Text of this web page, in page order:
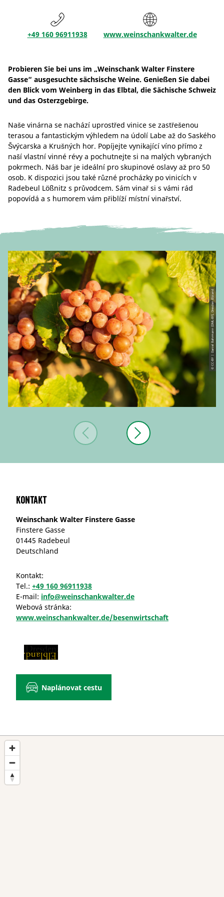
+49 160 96911938 www.weinschankwalter.de
Probieren Sie bei uns im „Weinschank Walter Finstere
Gasse“ ausgesuchte sächsische Weine. Genießen Sie dabei
den Blick vom Weinberg in das Elbtal, die Sächische Schweiz
und das Osterzgebirge.
Naše vinárna se nachází uprostřed vinice se zastřešenou
terasou a fantastickým výhledem na údolí Labe až do Saského
Švýcarska a Krušných hor. Popíjejte vynikající víno přímo z
naší vlastní vinné révy a pochutnejte si na malých vybraných
pokrmech. Náš bar je ideální pro skupinové oslavy až pro 50
osob. K dispozici jsou také různé procházky po vinicích v
Radebeul Lößnitz s průvodcem. Sám vinař si s vámi rád
popovídá a s humorem vám přiblíží místní vinařství.
© CC-BY | Daniel Bahrmann (DML-BY), Dresden Elbland
Kontakt
Weinschank Walter Finstere Gasse
Finstere Gasse
01445 Radebeul
Deutschland
Kontakt:
Tel.: +49 160 96911938
E-mail: info@weinschankwalter.de
Webová stránka:
www.weinschankwalter.de/besenwirtschaft
Naplánovat cestu